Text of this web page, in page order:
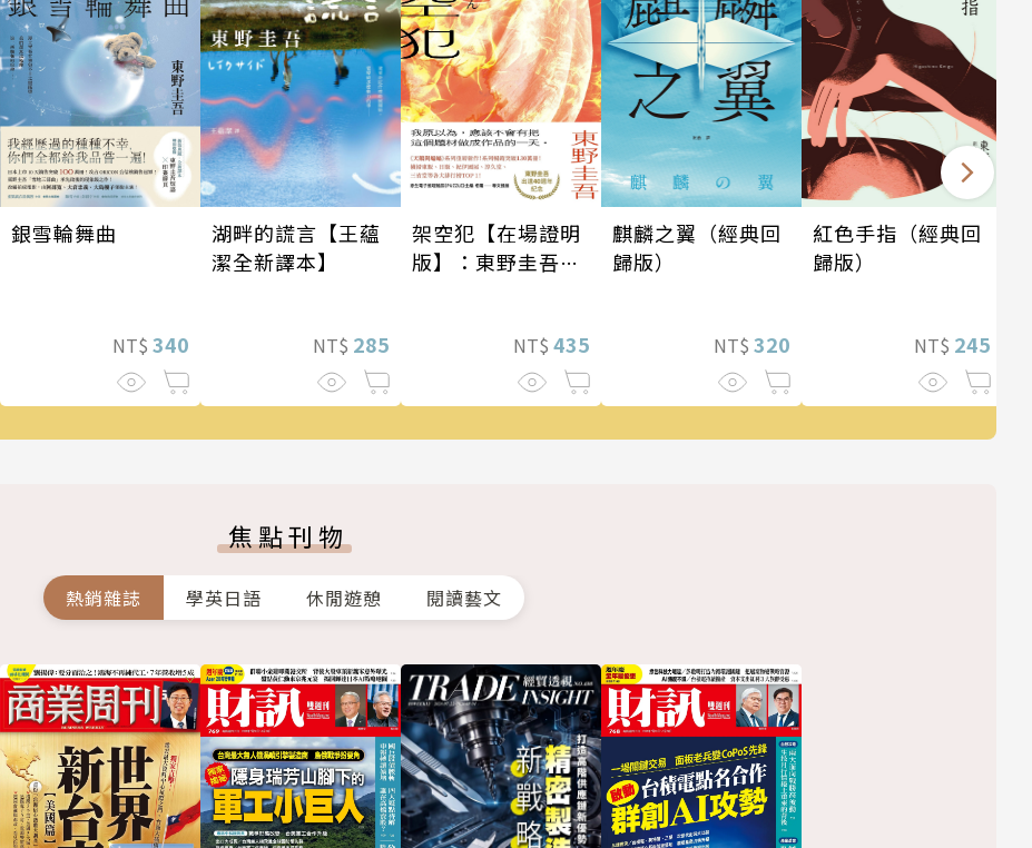
銀雪輪舞曲
NT$ 340
湖畔的謊言【王蘊
潔全新譯本】
NT$ 285
架空犯【在場證明
版】：東野圭吾出
列重磅新作！
NT$ 435
麒麟之翼（經典回
歸版）
NT$ 320
紅色手指（經典回
歸版）
NT$ 245
焦點刊物
熱銷雜誌 學英日語 休閒遊憩 閱讀藝文